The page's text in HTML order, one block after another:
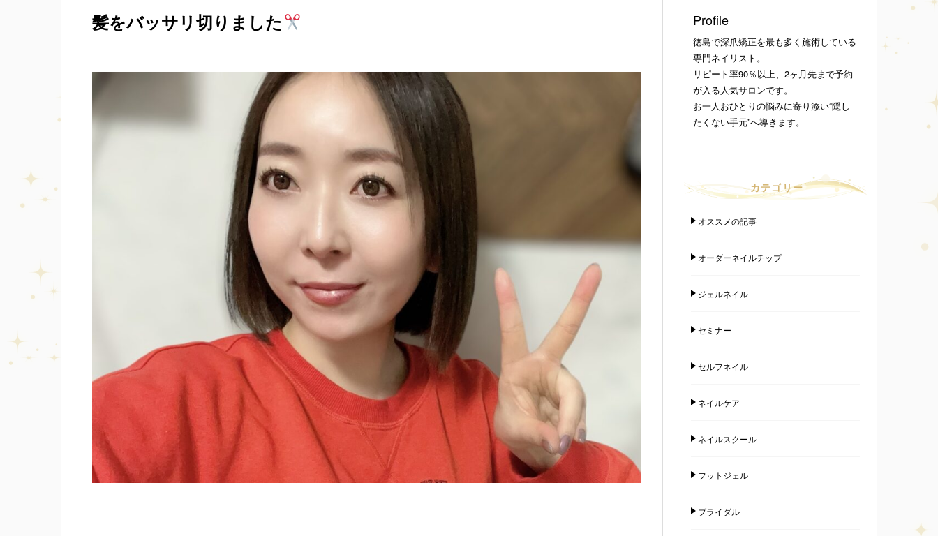
髪をバッサリ切りました Profile
徳島で深爪矯正を最も多く施術している
専門ネイリスト。
リピート率90％以上、2ヶ月先まで予約
が入る人気サロンです。
お一人おひとりの悩みに寄り添い“隠し
たくない手元”へ導きます。
カテゴリー
オススメの記事
オーダーネイルチップ
ジェルネイル
セミナー
セルフネイル
ネイルケア
ネイルスクール
フットジェル
ブライダル